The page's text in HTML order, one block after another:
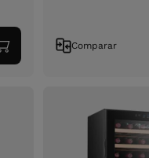
Adicionar
ao
Comparar